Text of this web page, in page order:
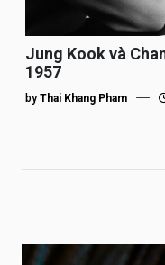
Jung Kook và
1957
by Thai Khang Pham